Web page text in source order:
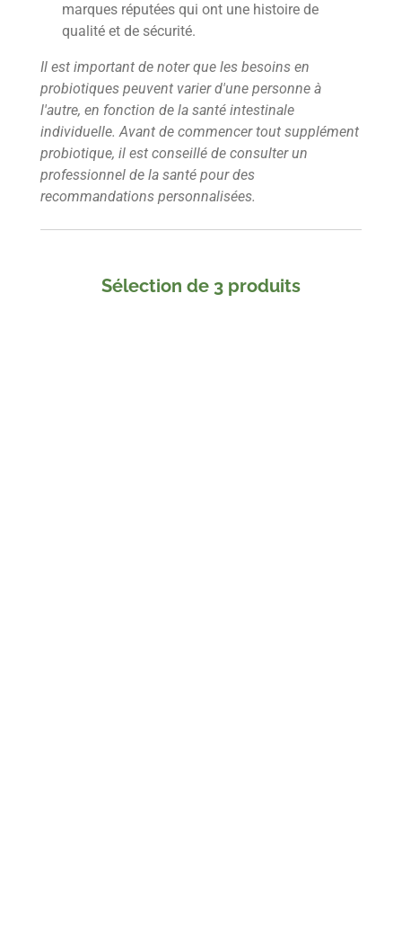
marques réputées qui ont une histoire de
qualité et de sécurité.
Il est important de noter que les besoins en
probiotiques peuvent varier d'une personne à
l'autre, en fonction de la santé intestinale
individuelle. Avant de commencer tout supplément
probiotique, il est conseillé de consulter un
professionnel de la santé pour des
recommandations personnalisées.
Sélection de 3 produits